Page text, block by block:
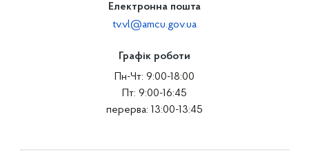
Електронна пошта
tv.vl@amcu.gov.ua
Графік роботи
Пн-Чт: 9:00-18:00
Пт: 9:00-16:45
перерва: 13:00-13:45